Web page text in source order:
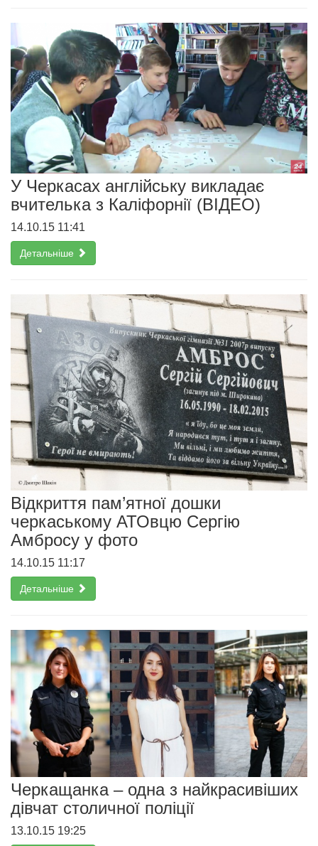
У Черкасах англійську викладає
вчителька з Каліфорнії (ВІДЕО)
14.10.15 11:41
Детальніше
Відкриття пам’ятної дошки
черкаському АТОвцю Сергію
Амбросу у фото
14.10.15 11:17
Детальніше
Черкащанка – одна з найкрасивіших
дівчат столичної поліції
13.10.15 19:25